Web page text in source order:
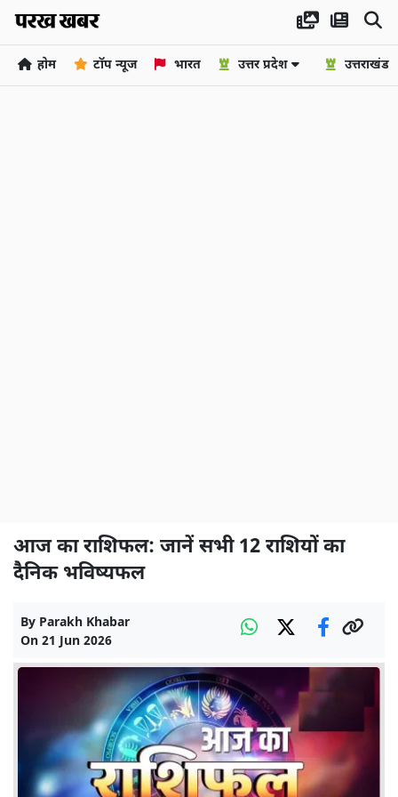
होम टॉप न्यूज भारत उत्तर प्रदेश उत्तराखंड
आज का राशिफल: जानें सभी 12 राशियों का
दैनिक भविष्यफल
By Parakh Khabar
On 21 Jun 2026